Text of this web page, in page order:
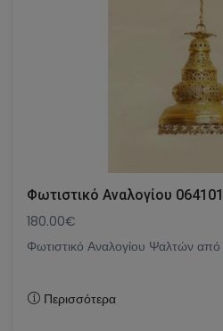
Φωτιστικό Αναλογίου
180.00€
Φωτιστικό Αναλογίου Ψαλτών από
Περισσότερα